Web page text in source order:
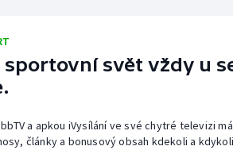
sportovní svět vždy u
a apkou iVysílání ve své chytré televizi
články a bonusový obsah kdekoli a